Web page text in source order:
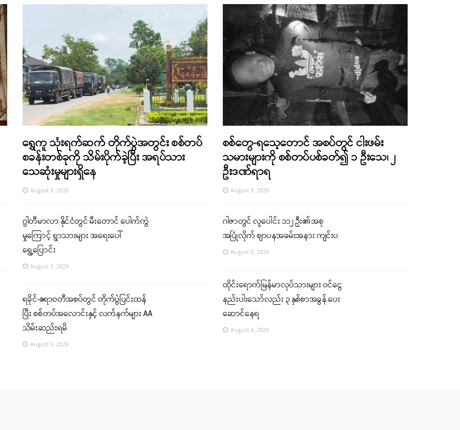
ရွှေကူ သုံးရက်ဆက် တိုက်ပွဲအတွင်း စစ်တပ်
စခန်းတစ်ခုကို သိမ်းပိုက်ခဲ့ပြီး အရပ်သား
သေဆုံးမှုများရှိနေ
August 5, 2026
ဂွါတီမာလာ နိုင်ငံတွင် မီးတောင် ပေါက်ကွဲ
မှုကြောင့် ရွာသားများ အရေးပေါ်
ရွှေ့ပြောင်း
August 5, 2026
ရခိုင်-ဧရာဝတီအစပ်တွင် တိုက်ပွဲပြင်းထန်
ပြီး စစ်တပ်အလောင်းနှင့် လက်နက်များ AA
သိမ်းဆည်းရမိ
August 5, 2026
စစ်တွေ-ရသေ့တောင် အစပ်တွင် ငါးဖမ်း
သမားများကို စစ်တပ်ပစ်ခတ်၍ ၁ ဦးသေ၊ ၂
ဦးဒဏ်ရာရ
August 5, 2026
ဂါဇာတွင် လူပေါင်း ၁၁၂ ဦး၏ အစု
အပြုံလိုက် ဈာပနအခမ်းအနား ကျင်းပ
August 5, 2026
ထိုင်းရောက်မြန်မာလုပ်သားများ ဝင်ငွေ
နည်းပါးသော်လည်း ၃ နှစ်စာအခွန် ပေး
ဆောင်နေရ
August 4, 2026